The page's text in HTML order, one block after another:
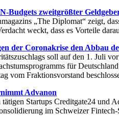
Budgets zweitgrößter
„The Diplomat“ zeigt,
weckt, dass es Vorteile
der Coronakrise den Abbau
soll auf den 1. Juli
für
vom Fraktionsvorstand
Advanon
Startups Creditgate24 und
im Schweizer